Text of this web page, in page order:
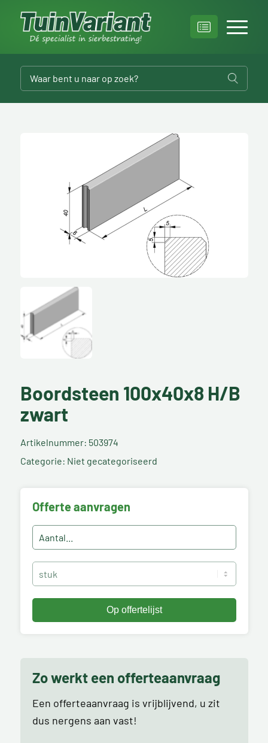
Boordsteen 100x40x8 H/B
zwart
Artikelnummer: 503974
Categorie: Niet gecategoriseerd
Offerte aanvragen
Zo werkt een offerteaanvraag
Een offerteaanvraag is vrijblijvend, u zit
dus nergens aan vast!